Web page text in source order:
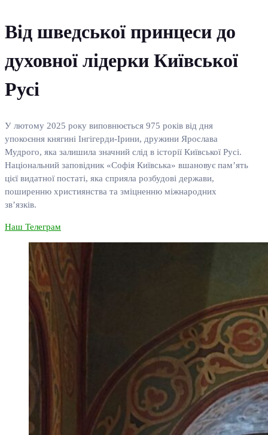
Від шведської принцеси до
духовної лідерки Київської
Русі
У лютому 2025 року виповнюється 975 років від дня
упокоєння княгині Інгігерди-Ірини, дружини Ярослава
Мудрого, яка залишила значний слід в історії Київської Русі.
Національний заповідник «Софія Київська» вшановує пам’ять
цієї видатної постаті, яка сприяла розбудові держави,
поширенню християнства та зміцненню міжнародних
зв’язків.
Наш Телеграм